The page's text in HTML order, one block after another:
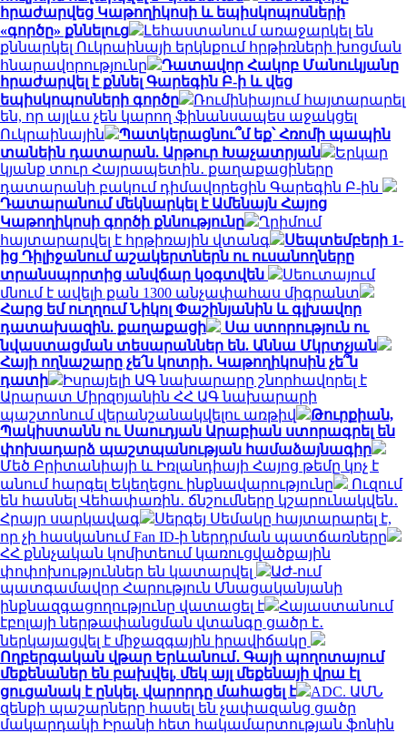
հրաժարվեց Կաթողիկոսի և եպիսկոպոսների
«գործը» քննելուց
Լեհաստանում առաջարկել են
քննարկել Ուկրաինայի երկնքում հրթիռների խոցման
հնարավորությունը
Դատավոր Հակոբ Մանուկյանը
հրաժարվել է քննել Գարեգին Բ-ի և վեց
եպիսկոպոսների գործը
Ռումինիայում հայտարարել
են, որ այլևս չեն կարող ֆինանսապես աջակցել
Ուկրաինային
Պատկերացնու՞մ եք՝ Հռոմի պապին
տանեին դատարան. Արթուր Խաչատրյան
Երկար
կյանք տուր Հայրապետին․ քաղաքացիները
դատարանի բակում դիմավորեցին Գարեգին Բ-ին
Դատարանում մեկնարկել է Ամենայն Հայոց
Կաթողիկոսի գործի քննությունը
Ղրիմում
հայտարարվել է հրթիռային վտանգ
Սեպտեմբերի 1-
ից Դիլիջանում աշակերտներն ու ուսանողները
տրանսպորտից անվճար կօգտվեն
Սեուտայում
մնում է ավելի քան 1300 անչափահաս միգրանտ
Հարց եմ ուղղում Նիկոլ Փաշինյանին և գլխավոր
դատախազին. քաղաքացի
Սա ստորություն ու
նվաստացման տեսարաններ են. Աննա Մկրտչյան
Հայի ողնաշարը չե՛ն կոտրի․ Կաթողիկոսին չե՞ն
դատի
Իսրայելի ԱԳ նախարարը շնորհավորել է
Արարատ Միրզոյանին ՀՀ ԱԳ նախարարի
պաշտոնում վերանշանակվելու առթիվ
Թուրքիան,
Պակիստանն ու Սաուդյան Արաբիան ստորագրել են
փոխադարձ պաշտպանության համաձայնագիր
Մեծ Բրիտանիայի և Իռլանդիայի Հայոց թեմը կոչ է
անում հարգել Եկեղեցու ինքնավարությունը
Ուզում
են հասնել Վեհափառին․ ճնշումները կշարունակվեն․
Հրայր սարկավագ
Սերգեյ Սեմակը հայտարարել է,
որ չի հասկանում Fan ID-ի ներդրման պատճառները
ՀՀ քննչական կոմիտեում կառուցվածքային
փոփոխություններ են կատարվել
ԱԺ-ում
պատգամավոր Հարություն Մնացականյանի
ինքնազգացողությունը վատացել է
Հայաստանում
էբոլայի ներթափանցման վտանգը ցածր է․
ներկայացվել է միջազգային իրավիճակը
Ողբերգական վթար Երևանում․ Գայի պողոտայում
մեքենաներ են բախվել, մեկ այլ մեքենայի վրա էլ
ցուցանակ է ընկել. վարորդը մահացել է
ADC. ԱՄՆ
զենքի պաշարները հասել են չափազանց ցածր
մակարդակի Իրանի հետ հակամարտության ֆոնին